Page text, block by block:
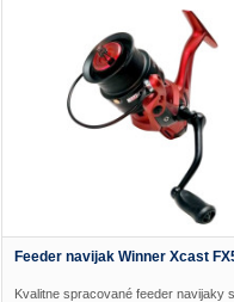
Feeder navijak Winner Xcast
Kvalitne spracované feeder navijaky s